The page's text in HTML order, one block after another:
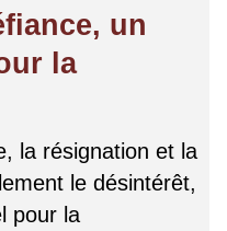
un
la
la résignation et la
le désintérêt,
pour la